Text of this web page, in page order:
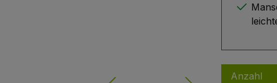
Anzahl